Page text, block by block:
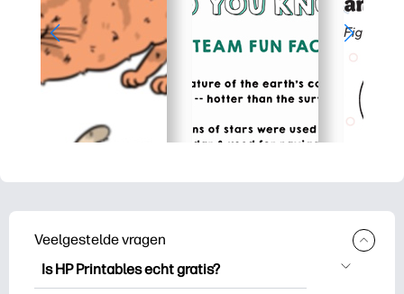
Veelgestelde vragen
Is HP Printables echt gratis?